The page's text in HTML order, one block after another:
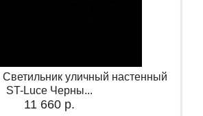
уличный настенный
ST-Luce Черны...
11 660 р.